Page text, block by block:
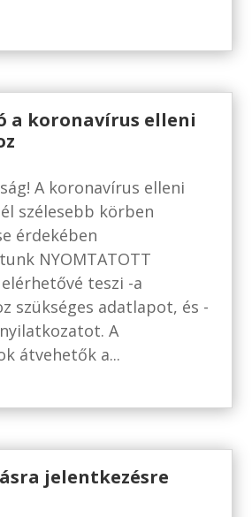
a koronavírus elleni
A koronavírus elleni
szélesebb körben
érdekében
NYOMTATOTT
elérhetővé teszi -a
szükséges adatlapot, és -
A
átvehetők a...
jelentkezésre